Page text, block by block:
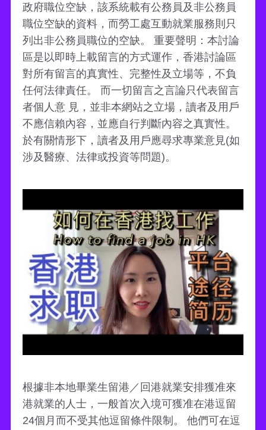
政府職位空缺，該系統載有公務員及非公務員
職位空缺的資料，而勞工處互動就業服務則只
列出非公務員職位的空缺。 重要聲明：本討論
區是以即時上載留言的方式運作，香港討論區
對所有留言的真實性、完整性及立場等，不負
任何法律責任。 而一切留言之言論只代表留言
者個人意 見，並非本網站之立場，讀者及用戶
不應信賴內容，並應自行判斷內容之真實性。
於有關情形下，讀者及用戶應尋求專業意見(如
涉及醫療、法律或投資等問題)。
根據非本地畢業生留港／回港就業安排獲准來
港就業的人士，一般首次入境可獲准在港逗留
24個月而不受其他逗留條件限制。 他們可在逗